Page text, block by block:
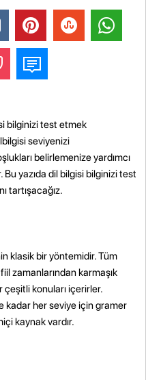
bilginizi test etmek
seviyenizi
belirlemenize yardımcı
Bu yazıda dil bilgisi bilginizi test
tartışacağız.
klasik bir yöntemidir. Tüm
zamanlarından karmaşık
çeşitli konuları içerirler.
kadar her seviye için gramer
kaynak vardır.